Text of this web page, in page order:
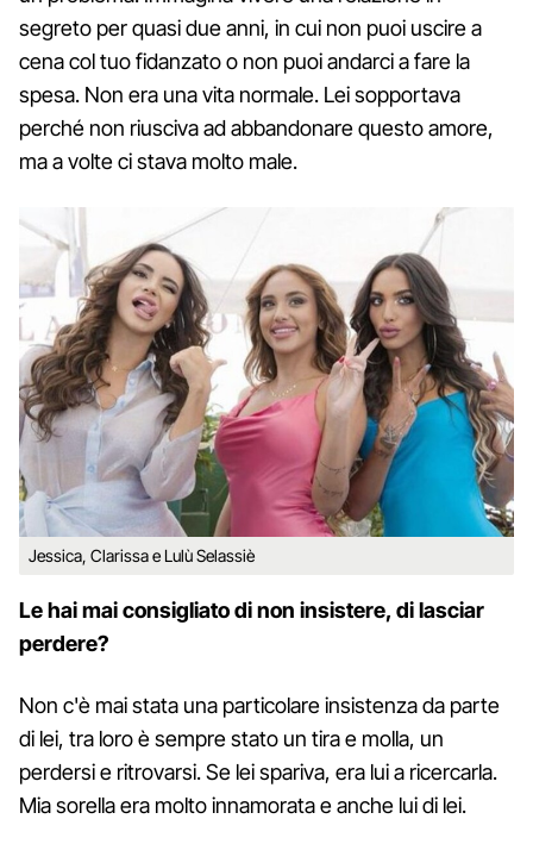
segreto per quasi due anni, in cui non puoi uscire a
cena col tuo fidanzato o non puoi andarci a fare la
spesa. Non era una vita normale. Lei sopportava
perché non riusciva ad abbandonare questo amore,
ma a volte ci stava molto male.
Jessica, Clarissa e Lulù Selassiè
Le hai mai consigliato di non insistere, di lasciar
perdere?
Non c'è mai stata una particolare insistenza da parte
di lei, tra loro è sempre stato un tira e molla, un
perdersi e ritrovarsi. Se lei spariva, era lui a ricercarla.
Mia sorella era molto innamorata e anche lui di lei.